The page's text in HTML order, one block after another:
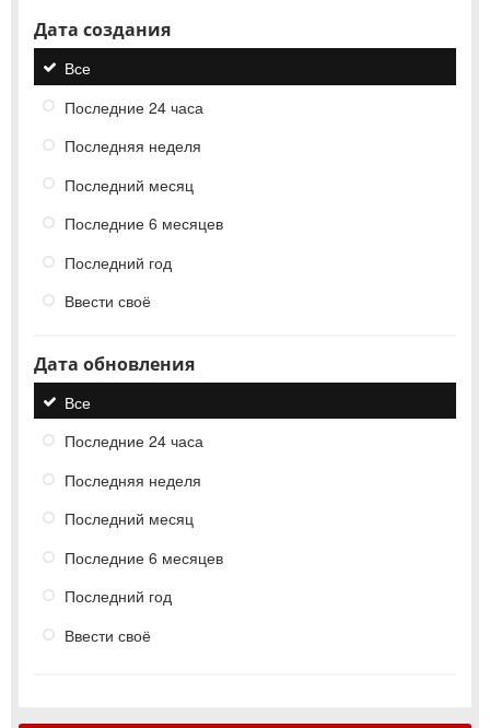
Дата создания
Все
Последние 24 часа
Последняя неделя
Последний месяц
Последние 6 месяцев
Последний год
Ввести своё
Дата обновления
Все
Последние 24 часа
Последняя неделя
Последний месяц
Последние 6 месяцев
Последний год
Ввести своё